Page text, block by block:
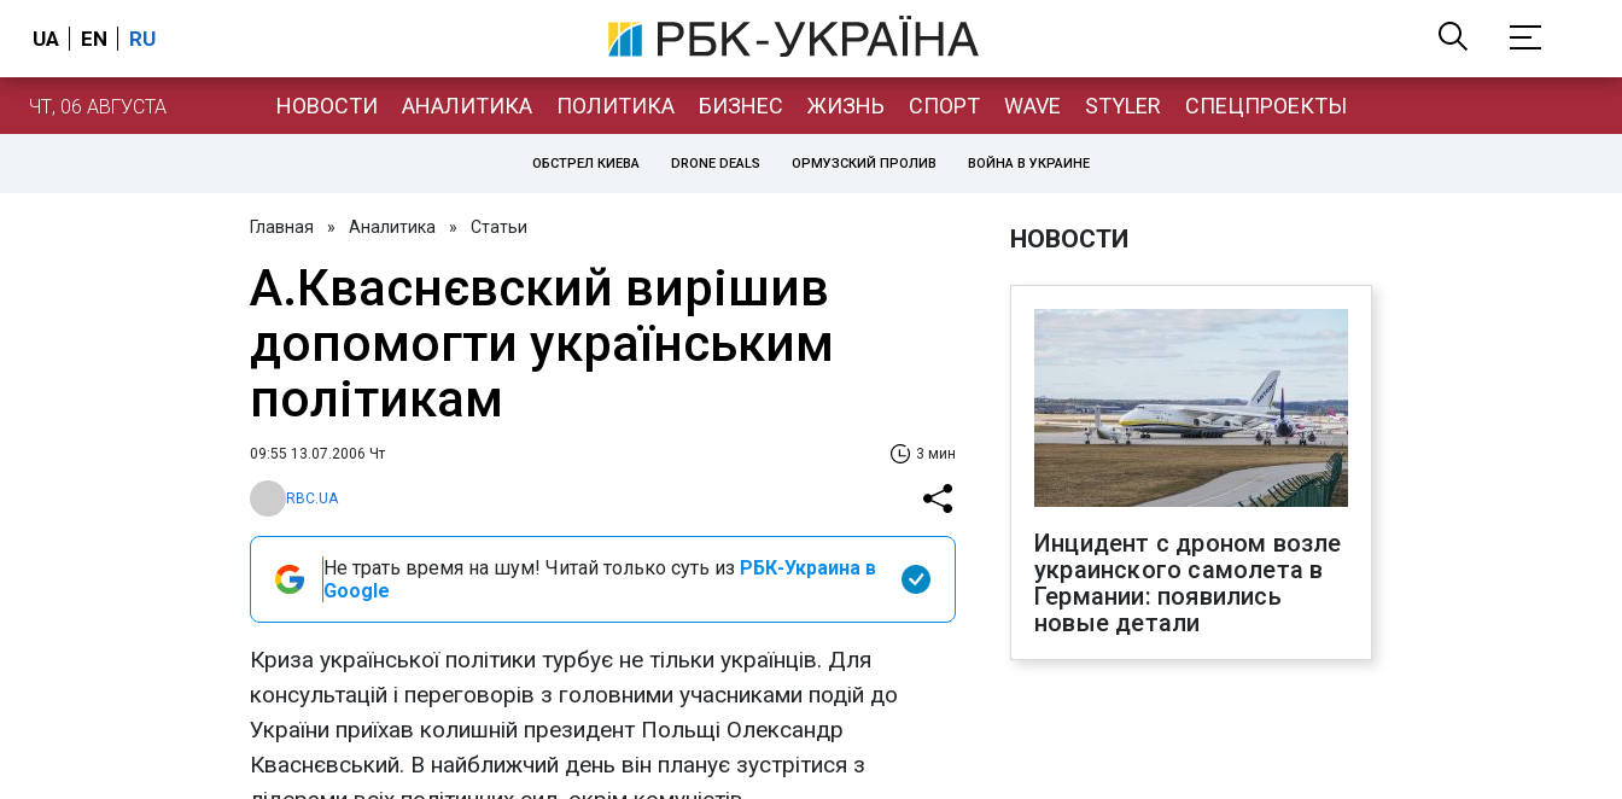
UA EN RU
ЧТ, 06 АВГУСТА НОВОСТИ АНАЛИТИКА ПОЛИТИКА БИЗНЕС ЖИЗНЬ СПОРТ WAVE STYLER СПЕЦПРОЕКТЫ
ОБСТРЕЛ КИЕВА DRONE DEALS ОРМУЗСКИЙ ПРОЛИВ ВОЙНА В УКРАИНЕ
Главная » Аналитика » Статьи
А.Кваснєвский вирішив
допомогти українським
політикам
09:55 13.07.2006 Чт 3 мин
RBC.UA
Не трать время на шум! Читай только суть из РБК-Украина в
Google
Криза української політики турбує не тільки українців. Для
консультацій і переговорів з головними учасниками подій до
України приїхав колишній президент Польщі Олександр
Кваснєвський. В найближчий день він планує зустрітися з
НОВОСТИ
Инцидент с дроном возле
украинского самолета в
Германии: появились
новые детали